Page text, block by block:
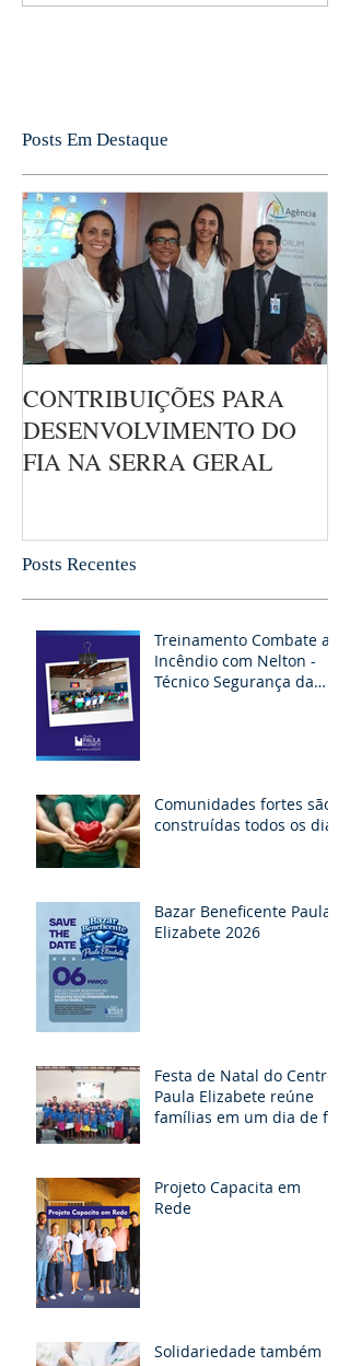
Posts Em Destaque
CONTRIBUIÇÕES PARA
DESENVOLVIMENTO DO
FIA NA SERRA GERAL
Posts Recentes
Treinamento Combate ao
Incêndio com Nelton -
Técnico Segurança da
Comunidades fortes são
construídas todos os dias
Bazar Beneficente Paula
Elizabete 2026
Festa de Natal do Centro
Paula Elizabete reúne
famílias em um dia de fé,
Projeto Capacita em
Rede
Solidariedade também